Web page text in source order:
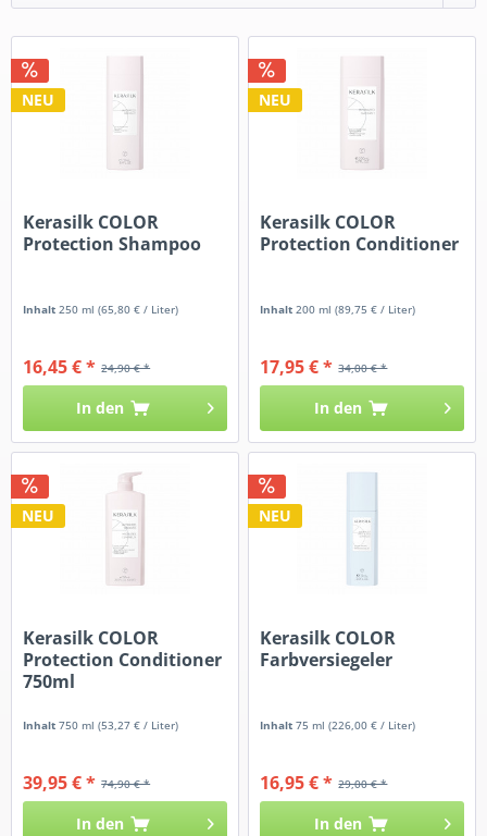
NEU
Kerasilk COLOR
Protection Shampoo
Inhalt 250 ml(65,80 € / Liter)
24,90 € *
16,45 € *
In den
NEU
Kerasilk COLOR
Protection Conditioner
Inhalt 200 ml(89,75 € / Liter)
34,00 € *
17,95 € *
In den
NEU
Kerasilk COLOR
Protection Conditioner
750ml
Inhalt750 ml(53,27 € / Liter)
74,90 € *
39,95 € *
In den
NEU
Kerasilk COLOR
Farbversiegeler
Inhalt75 ml(226,00 € / Liter)
29,00 € *
16,95 € *
In den